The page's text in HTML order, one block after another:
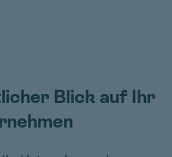
Blick auf Ihr